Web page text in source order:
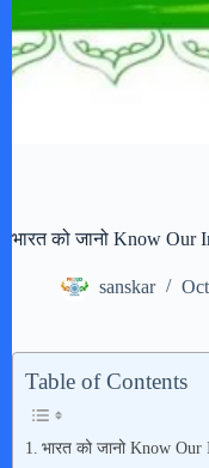
भारत को जानो Know Our
sanskar
Table of Contents
भारत को जानो Know Our